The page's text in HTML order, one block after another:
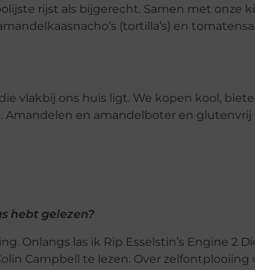
rijst als bijgerecht. Samen met onze
(tortilla’s) en
vlakbij ons huis ligt. We kopen kool,
Amandelen en amandelboter en
hebt gelezen?
Onlangs las ik Rip Esselstin’s Engine 2
Campbell te lezen. Over